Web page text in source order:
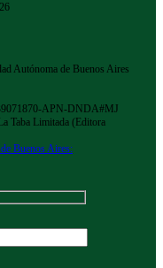
Autónoma de Buenos Aires
APN-DNDA#MJ
Taba Limitada (Editora
Buenos Aires: